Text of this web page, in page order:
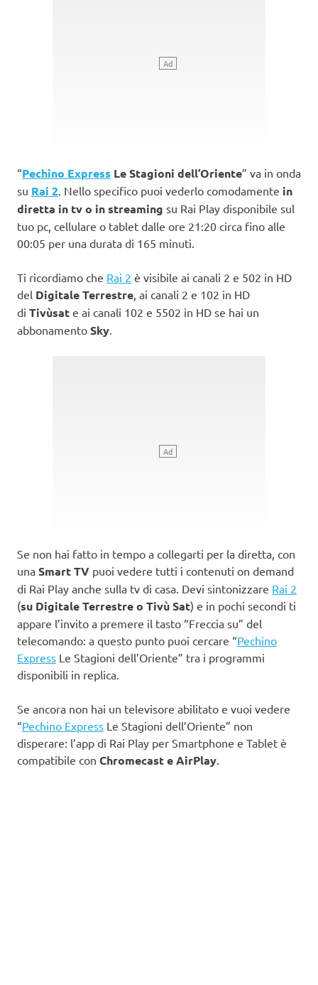
“Pechino Express Le Stagioni dell’Oriente” va in onda
su Rai 2 . Nello specifico puoi vederlo comodamente in
diretta in tv o in streaming su Rai Play disponibile sul
tuo pc, cellulare o tablet dalle ore 21:20 circa fino alle
00:05 per una durata di 165 minuti.
Ti ricordiamo che Rai 2 è visibile ai canali 2 e 502 in HD
del Digitale Terrestre , ai canali 2 e 102 in HD
di Tivùsat e ai canali 102 e 5502 in HD se hai un
abbonamento Sky
Se non hai fatto in tempo a collegarti per la diretta, con
una Smart TV puoi vedere tutti i contenuti on demand
di Rai Play anche sulla tv di casa. Devi sintonizzare Rai 2
(su Digitale Terrestre o Tivù Sat) e in pochi secondi ti
appare l’invito a premere il tasto “Freccia su” del
telecomando: a questo punto puoi cercare “Pechino
Express Le Stagioni dell’Oriente” tra i programmi
disponibili in replica.
Se ancora non hai un televisore abilitato e vuoi vedere
“Pechino Express Le Stagioni dell’Oriente” non
disperare: l’app di Rai Play per Smartphone e Tablet è
compatibile con Chromecast e AirPlay